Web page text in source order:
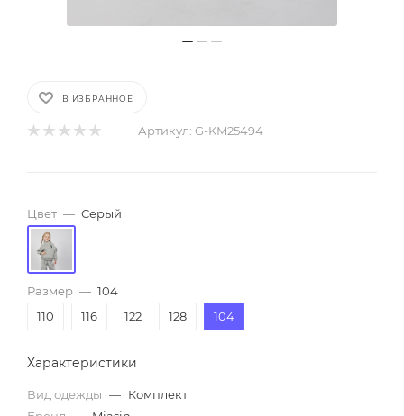
В ИЗБРАННОЕ
Артикул: G-KM25494
Цвет — Серый
Размер — 104
110
116 122 128 104
Характеристики
Вид одежды — Комплект